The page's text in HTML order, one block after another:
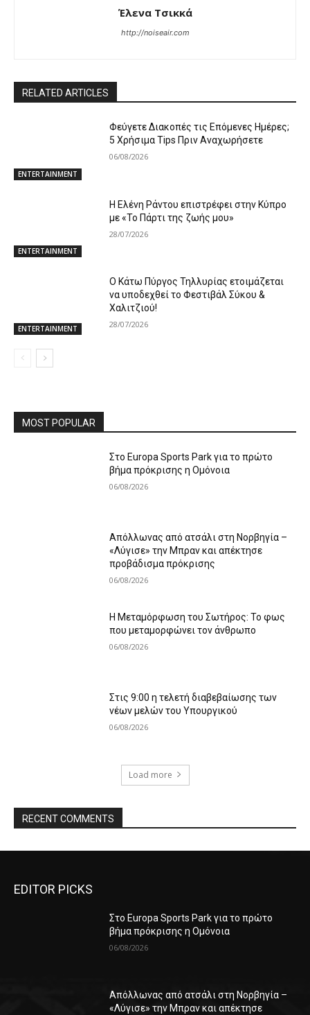
Έλενα Τσικκά
http://noiseair.com
RELATED ARTICLES
ENTERTAINMENT
Φεύγετε Διακοπές τις Επόμενες Ημέρες;
5 Χρήσιμα Tips Πριν Αναχωρήσετε
06/08/2026
ENTERTAINMENT
Η Ελένη Ράντου επιστρέφει στην Κύπρο
με «Το Πάρτι της ζωής μου»
28/07/2026
ENTERTAINMENT
Ο Κάτω Πύργος Τηλλυρίας ετοιμάζεται
να υποδεχθεί το Φεστιβάλ Σύκου &
Χαλιτζιού!
28/07/2026
MOST POPULAR
Στο Europa Sports Park για το πρώτο
βήμα πρόκρισης η Ομόνοια
06/08/2026
Απόλλωνας από ατσάλι στη Νορβηγία –
«Λύγισε» την Μπραν και απέκτησε
προβάδισμα πρόκρισης
06/08/2026
Η Μεταμόρφωση του Σωτήρος: Το φως
που μεταμορφώνει τον άνθρωπο
06/08/2026
Στις 9:00 η τελετή διαβεβαίωσης των
νέων μελών του Υπουργικού
06/08/2026
Load more
RECENT COMMENTS
EDITOR PICKS
Στο Europa Sports Park για το πρώτο
βήμα πρόκρισης η Ομόνοια
06/08/2026
Απόλλωνας από ατσάλι στη Νορβηγία –
«Λύγισε» την Μπραν και απέκτησε